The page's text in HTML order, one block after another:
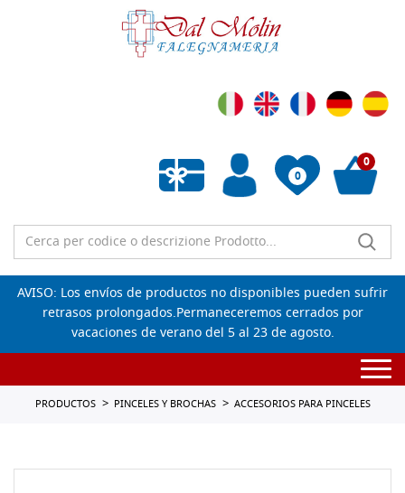
0
Lista de deseos vacía
0
AVISO: Los envíos de productos no disponibles pueden sufrir
retrasos prolongados.Permaneceremos cerrados por
vacaciones de verano del 5 al 23 de agosto.
PRODUCTOS PINCELES Y BROCHAS ACCESORIOS PARA PINCELES